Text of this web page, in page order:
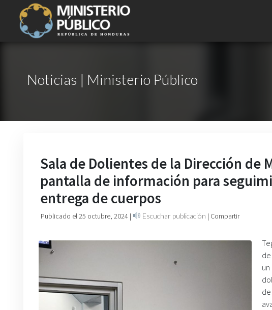
Noticias | Ministerio Público
Sala de Dolientes de la Dirección de
pantalla de información para
entrega de cuerpos
Publicado el 25 octubre, 2024 | Escuchar publicación | Compartir